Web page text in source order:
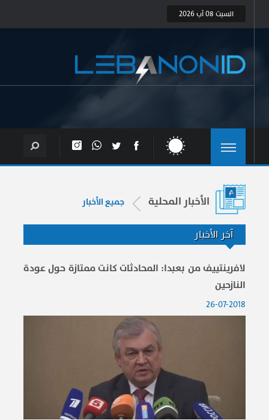
السبت 08 آب 2026
الأخبار المحلية جميع الأخبار
آخر الأخبار
لافرينتييف من بعبدا: المحادثات كانت ممتازة حول عودة
النازحين
26-07-2018